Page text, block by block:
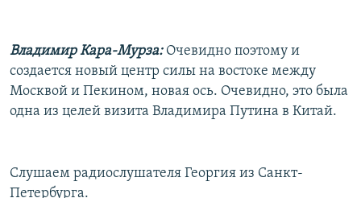
Владимир Кара-Мурза: Очевидно поэтому и
создается новый центр силы на востоке между
Москвой и Пекином, новая ось. Очевидно, это была
одна из целей визита Владимира Путина в Китай.
Слушаем радиослушателя Георгия из Санкт-
Петербурга.